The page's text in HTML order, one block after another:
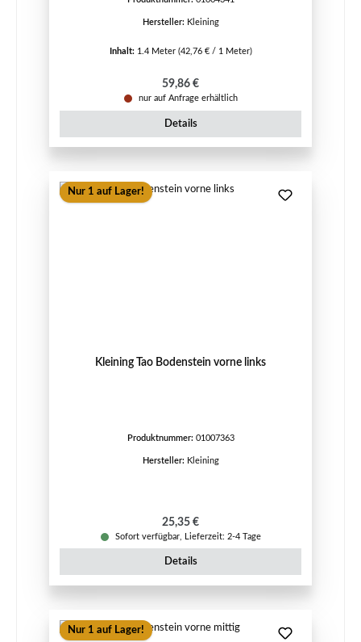
Hersteller: Kleining
Inhalt: 1.4 Meter (42,76 € / 1 Meter)
Regulärer Preis:
59,86 €
nur auf Anfrage erhältlich
Details
Nur 1 auf Lager!
Kleining Tao Bodenstein vorne links
Produktnummer: 01007363
Hersteller: Kleining
Regulärer Preis:
25,35 €
Sofort verfügbar, Lieferzeit: 2-4 Tage
Details
Nur 1 auf Lager!